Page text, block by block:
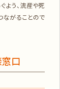
よう、流産や死
ながることので
口